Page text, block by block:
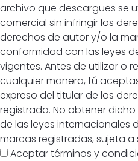
archivo que descargues se
comercial sin infringir los
derechos de autor y/o la
conformidad con las leyes
vigentes. Antes de utilizar o
cualquier manera, tú
expreso del titular de los
registrada. No obtener
de las leyes internacionales
marcas registradas, sujeta a
Aceptar términos y